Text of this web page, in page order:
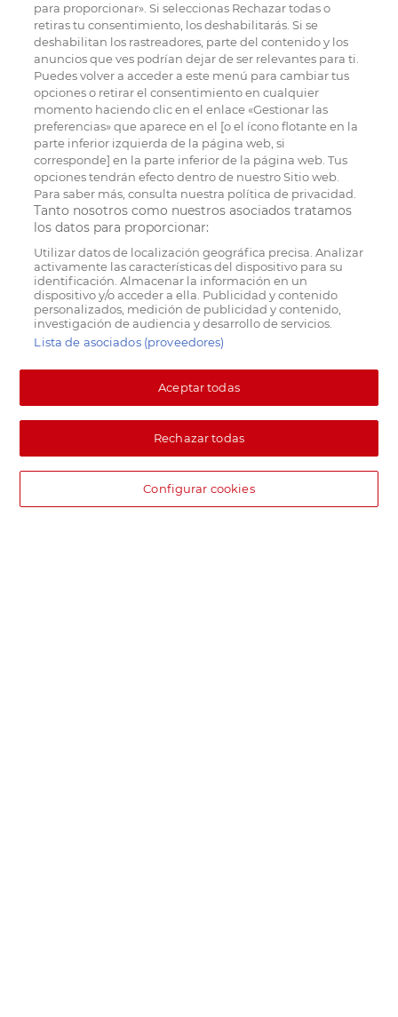
para proporcionar». Si seleccionas Rechazar todas o
retiras tu consentimiento, los deshabilitarás. Si se
deshabilitan los rastreadores, parte del contenido y los
anuncios que ves podrían dejar de ser relevantes para ti.
Puedes volver a acceder a este menú para cambiar tus
opciones o retirar el consentimiento en cualquier
momento haciendo clic en el enlace «Gestionar las
preferencias» que aparece en el [o el ícono flotante en la
parte inferior izquierda de la página web, si
corresponde] en la parte inferior de la página web. Tus
opciones tendrán efecto dentro de nuestro Sitio web.
Para saber más, consulta nuestra política de privacidad.
Tanto nosotros como nuestros asociados tratamos
los datos para proporcionar:
Utilizar datos de localización geográfica precisa. Analizar
activamente las características del dispositivo para su
identificación. Almacenar la información en un
dispositivo y/o acceder a ella. Publicidad y contenido
personalizados, medición de publicidad y contenido,
investigación de audiencia y desarrollo de servicios.
Lista de asociados (proveedores)
Aceptar todas
Rechazar todas
Configurar cookies